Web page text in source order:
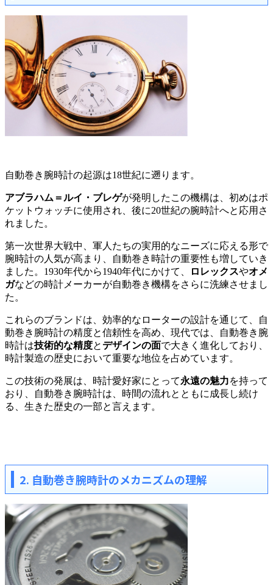
自動巻き腕時計の起源は18世紀に遡ります。
アブラハム＝ルイ・ブレゲが発明したこの機構は、初めはポ
ケットウォッチに使用され、後に20世紀の腕時計へと応用さ
れました。
第一次世界大戦中、軍人たちの実用的なニーズに応える形で
腕時計の人気が高まり、自動巻き時計の重要性も増していき
ました。1930年代から1940年代にかけて、
ロレックスやオメ
ガなどの時計メーカーが自動巻き機構をさらに洗練させまし
た。
これらのブランドは、効率的なローターの設計を通じて、自
動巻き腕時計の精度と信頼性を高め、現代では、自動巻き腕
時計は技術的な精度とデザインの面で大きく進化しており、
時計製造の歴史において重要な地位を占めています。
この技術の発展は、時計愛好家にとって永遠の魅力を持って
おり、自動巻き腕時計は、時間の流れとともに成長し続け
る、生きた歴史の一部と言えます。
2. 自動巻き腕時計のメカニズムの理解